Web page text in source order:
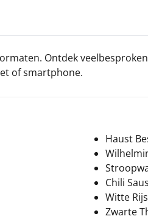
Ontdek
of smartphone.
Haust
Chili
Witte
Zwarte